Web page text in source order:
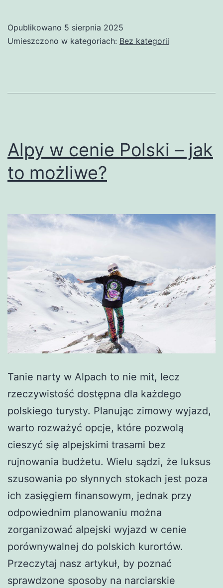
Opublikowano 5 sierpnia 2025
Umieszczono w kategoriach: Bez kategorii
Alpy w cenie Polski – jak
to możliwe?
Tanie narty w Alpach to nie mit, lecz
rzeczywistość dostępna dla każdego
polskiego turysty. Planując zimowy wyjazd,
warto rozważyć opcje, które pozwolą
cieszyć się alpejskimi trasami bez
rujnowania budżetu. Wielu sądzi, że luksus
szusowania po słynnych stokach jest poza
ich zasięgiem finansowym, jednak przy
odpowiednim planowaniu można
zorganizować alpejski wyjazd w cenie
porównywalnej do polskich kurortów.
Przeczytaj nasz artykuł, by poznać
sprawdzone sposoby na narciarskie